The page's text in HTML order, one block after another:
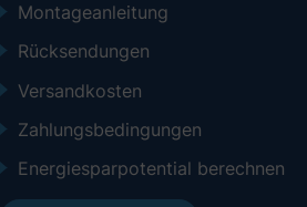
Montageanleitung
Rücksendungen
Versandkosten
Zahlungsbedingungen
Energiesparpotential berechnen